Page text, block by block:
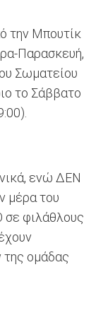
την Μπουτίκ
Παρασκευή,
Σωματείου
το Σάββατο
ενώ ΔΕΝ
μέρα του
σε φιλάθλους
της ομάδας